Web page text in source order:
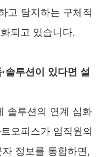
고 탐지하는 구체적
되고 있습니다.
솔루션이 있다면 설
솔루션의 연계 심화
오피스가 임직원의
자 정보를 통합하면,